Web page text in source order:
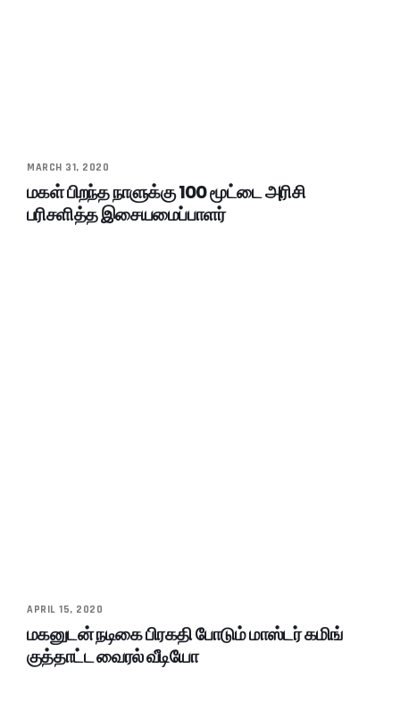
MARCH 31, 2020
மகள் பிறந்த நாளுக்கு 100 மூட்டை அரிசி
பரிசளித்த இசையமைப்பாளர்
APRIL 15, 2020
மகனுடன் நடிகை பிரகதி போடும் மாஸ்டர் கமிங்
குத்தாட்ட வைரல் வீடியோ